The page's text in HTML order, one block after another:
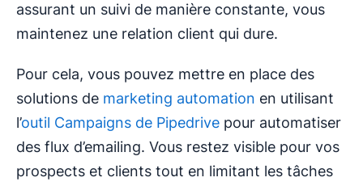
assurant un suivi de manière constante, vous
maintenez une relation client qui dure.
Pour cela, vous pouvez mettre en place des
solutions de marketing automation en utilisant
l’outil Campaigns de Pipedrive pour automatiser
des flux d’emailing. Vous restez visible pour vos
prospects et clients tout en limitant les tâches